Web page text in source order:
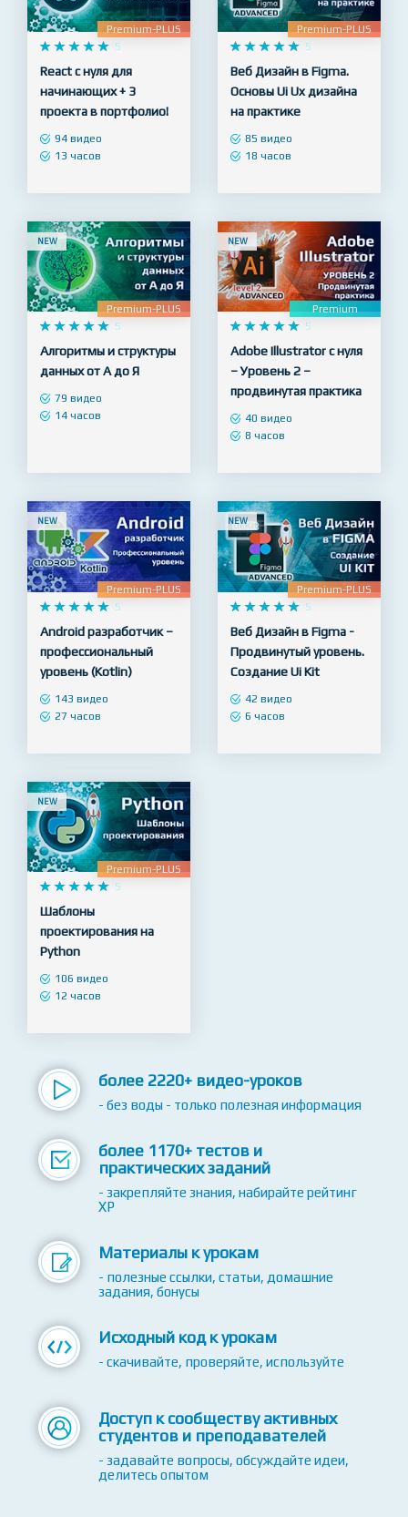
NEW
Premium-PLUS
    
     5
React с нуля для
начинающих + 3
проекта в портфолио!
NEW
Premium-PLUS
    
     5
Веб Дизайн в Figma.
Основы Ui Ux дизайна
на практике
NEW
Premium-PLUS
    
     5
Алгоритмы и структуры
данных от А до Я
NEW
Premium
   
   
Adobe Illustrator с нуля
– Уровень 2 –
продвинутая практика
NEW
Premium-PLUS
    
     5
Android разработчик –
профессиональный
уровень (Kotlin)
NEW
Premium-PLUS
    
     5
Веб Дизайн в Figma -
Продвинутый уровень.
Создание Ui Kit
NEW
    
     5
Шаблоны
проектирования на
Python
- без воды - только полезная информация
более 1170+ тестов и
- закрепляйте знания, набирайте рейтинг
XP
Материалы к урокам
- полезные ссылки, статьи, домашние
задания, бонусы
- скачивайте, проверяйте, используйте
Доступ к сообществу активных
студентов и преподавателей